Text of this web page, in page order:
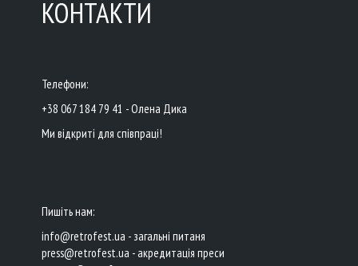
КОНТАКТИ
Телефони:
+38 067 184 79 41 - Олена Дика
Ми відкриті для співпраці!
Пишіть нам:
info@retrofest.ua - загальні питаня
press@retrofest.ua - акредитація преси